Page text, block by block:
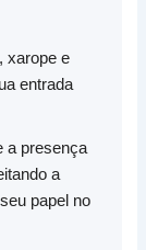
xarope e
entrada
a presença
a
papel no